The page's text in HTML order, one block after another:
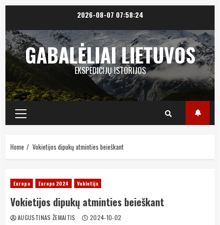
content
2026-08-07 07:58:25
GABALĖLIAI LIETUVOS
EKSPEDICIJŲ ISTORIJOS
Primary
Menu
Home Vokietijos dipukų atminties beieškant
Europa Europa 2024 Vokietija
Vokietijos dipukų atminties beieškant
AUGUSTINAS ŽEMAITIS 2024-10-02